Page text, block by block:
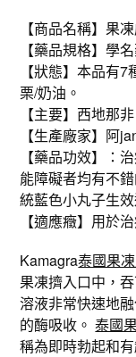
【商品名稱】果
【藥品規格】學
【狀態】本品有
栗/奶油。
【主要】西地那非
【生產廠家】阿
【藥品功效】：
能障礙者均有不
統藍色小丸子生
【適應癥】用於
Kamagra泰國果
果凍擠入口中，
溶液非常快速地
的酶吸收。泰國
稱為即時勃起和